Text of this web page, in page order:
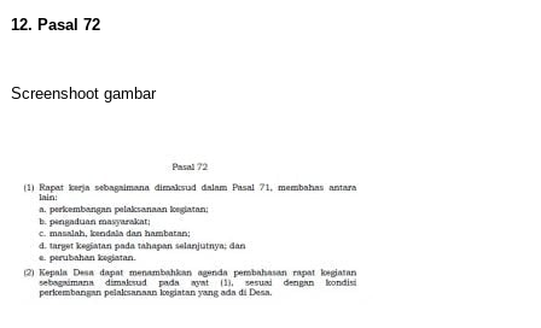
12. Pasal 72
Screenshoot gambar